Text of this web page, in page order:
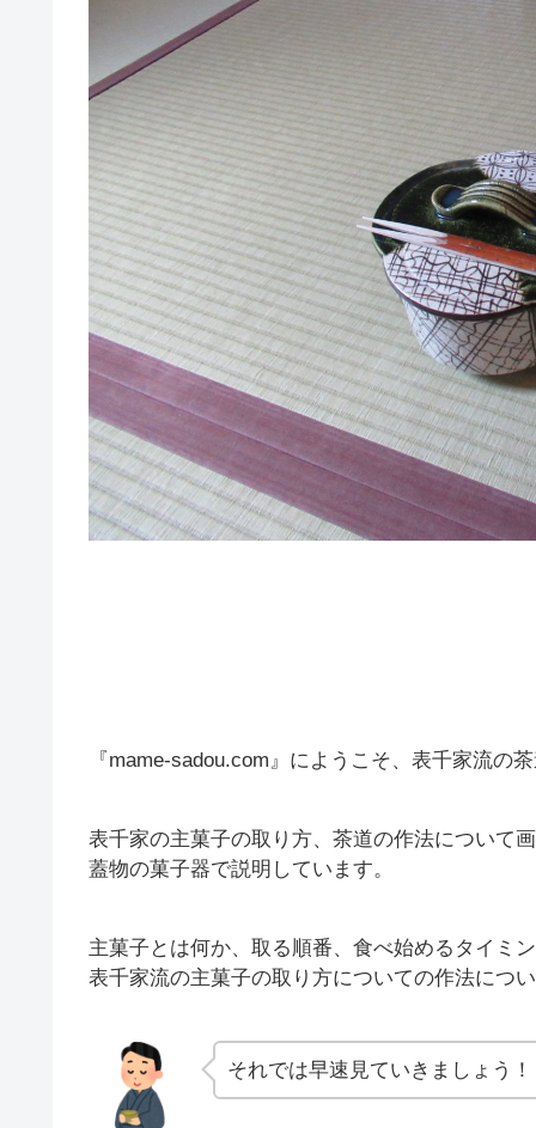
『mame-sadou.com』にようこそ、表千家流の
表千家の主菓子の取り方、茶道の作法について
蓋物の菓子器で説明しています。
主菓子とは何か、取る順番、食べ始めるタイミ
表千家流の主菓子の取り方についての作法につ
それでは早速見ていきましょう！